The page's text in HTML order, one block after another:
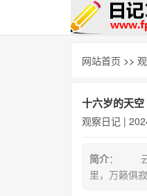
网站首页 >>
十六岁的天空
观察日记 |
简介： 云青
里，万籁